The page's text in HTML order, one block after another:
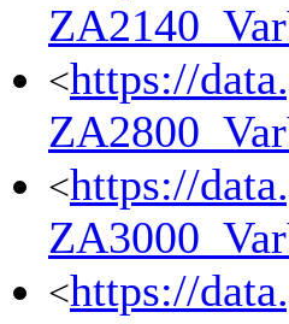
<https://
<https://
<https://